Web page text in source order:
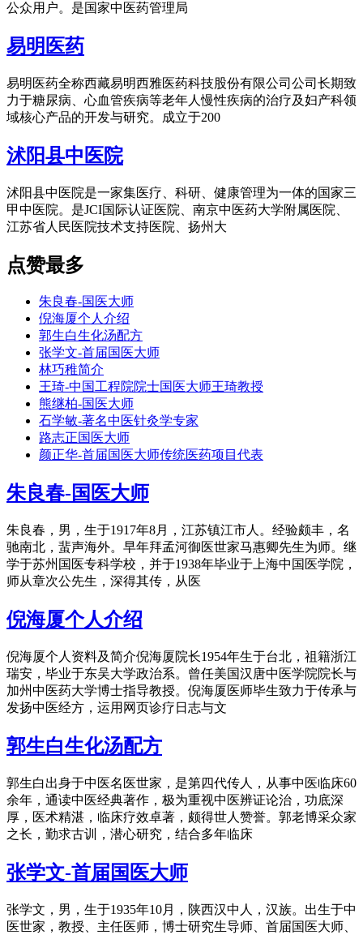
公众用户。是国家中医药管理局
易明医药
易明医药全称西藏易明西雅医药科技股份有限公司公司长期致
力于糖尿病、心血管疾病等老年人慢性疾病的治疗及妇产科领
域核心产品的开发与研究。成立于200
沭阳县中医院
沭阳县中医院是一家集医疗、科研、健康管理为一体的国家三
甲中医院。是JCI国际认证医院、南京中医药大学附属医院、
江苏省人民医院技术支持医院、扬州大
点赞最多
朱良春-国医大师
倪海厦个人介绍
郭生白生化汤配方
张学文-首届国医大师
林巧稚简介
王琦-中国工程院院士国医大师王琦教授
熊继柏-国医大师
石学敏-著名中医针灸学专家
路志正国医大师
颜正华-首届国医大师传统医药项目代表
朱良春-国医大师
朱良春，男，生于1917年8月，江苏镇江市人。经验颇丰，名
驰南北，蜚声海外。早年拜孟河御医世家马惠卿先生为师。继
学于苏州国医专科学校，并于1938年毕业于上海中国医学院，
师从章次公先生，深得其传，从医
倪海厦个人介绍
倪海厦个人资料及简介倪海厦院长1954年生于台北，祖籍浙江
瑞安，毕业于东吴大学政治系。曾任美国汉唐中医学院院长与
加州中医药大学博士指导教授。倪海厦医师毕生致力于传承与
发扬中医经方，运用网页诊疗日志与文
郭生白生化汤配方
郭生白出身于中医名医世家，是第四代传人，从事中医临床60
余年，通读中医经典著作，极为重视中医辨证论治，功底深
厚，医术精湛，临床疗效卓著，颇得世人赞誉。郭老博采众家
之长，勤求古训，潜心研究，结合多年临床
张学文-首届国医大师
张学文，男，生于1935年10月，陕西汉中人，汉族。出生于中
医世家，教授、主任医师，博士研究生导师、首届国医大师、